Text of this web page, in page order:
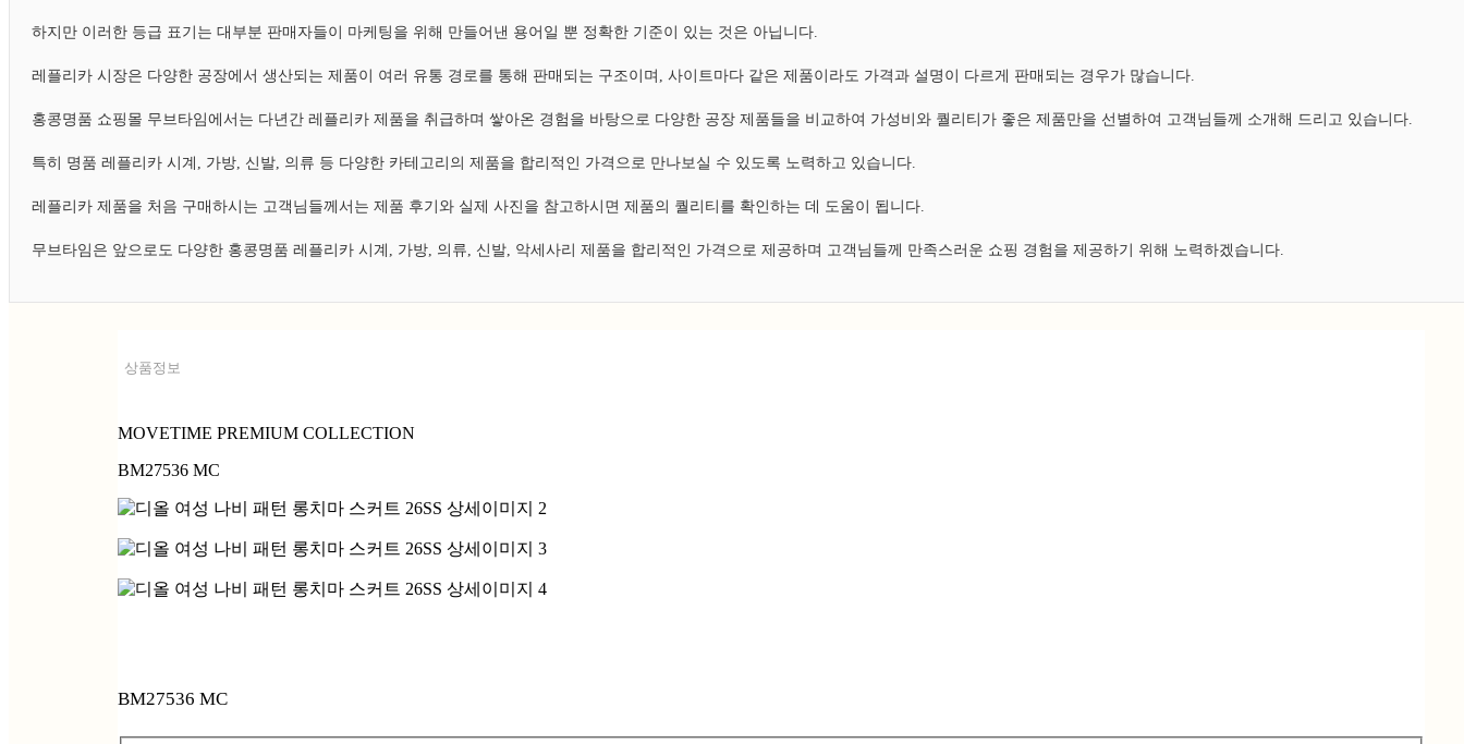
하지만 이러한 등급 표기는 대부분 판매자들이 마케팅을 위해 만들어낸 용어일 뿐 정확한 기준이 있는 것은 아닙니다.
레플리카 시장은 다양한 공장에서 생산되는 제품이 여러 유통 경로를 통해 판매되는 구조이며, 사이트마다 같은 제품이라도 가격과 설명이 다르게 판매되는 경우가 많습니다.
홍콩명품 쇼핑몰 무브타임에서는 다년간 레플리카 제품을 취급하며 쌓아온 경험을 바탕으로 다양한 공장 제품들을 비교하여 가성비와 퀄리티가 좋은 제품만을 선별하여 고객님들께 소개해 드리고 있습니다.
특히 명품 레플리카 시계, 가방, 신발, 의류 등 다양한 카테고리의 제품을 합리적인 가격으로 만나보실 수 있도록 노력하고 있습니다.
레플리카 제품을 처음 구매하시는 고객님들께서는 제품 후기와 실제 사진을 참고하시면 제품의 퀄리티를 확인하는 데 도움이 됩니다.
무브타임은 앞으로도 다양한 홍콩명품 레플리카 시계, 가방, 의류, 신발, 악세사리 제품을 합리적인 가격으로 제공하며 고객님들께 만족스러운 쇼핑 경험을 제공하기 위해 노력하겠습니다.
상품정보
MOVETIME PREMIUM COLLECTION
BM27536 MC
BM27536 MC